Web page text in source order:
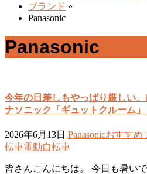
ブランド »
Panasonic
Panasonic
今年の日差しもやっぱり厳しい
ナソニック「ギュットクルーム」
2026年6月13日 Panasonicおすすめ
転車電動自転車
皆さんこんにちは。 今日も暑い